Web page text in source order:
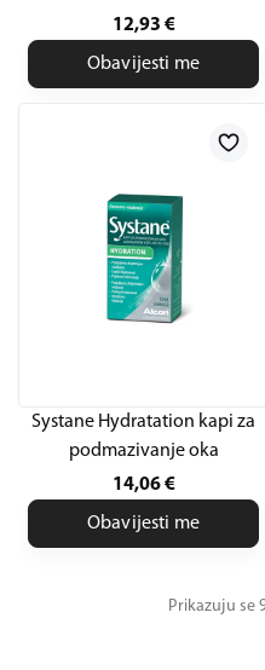
12,93 €
Obavijesti me
Systane Hydratation kapi za
podmazivanje oka
14,06 €
Obavijesti me
Prikazuju se